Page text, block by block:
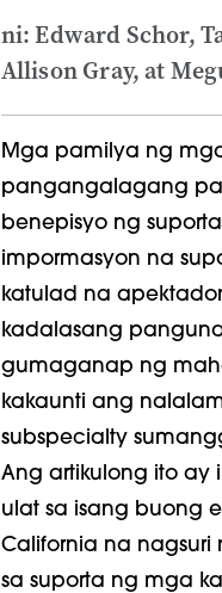
ni: Edward Schor,
Allison Gray, at
Mga pamilya ng
pangangalagang
benepisyo ng
impormasyon na
katulad na
kadalasang
gumaganap ng
kakaunti ang
subspecialty
Ang artikulong ito ay
ulat sa isang buong
California na nagsuri
sa suporta ng mga